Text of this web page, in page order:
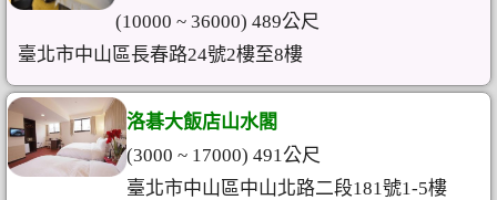
(10000 ~ 36000) 489公尺
臺北市中山區長春路24號2樓至8樓
洛碁大飯店山水閣
(3000 ~ 17000) 491公尺
臺北市中山區中山北路二段181號1-5樓